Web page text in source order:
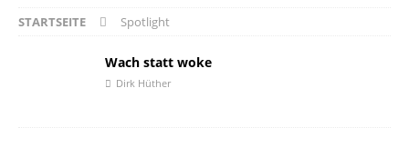
STARTSEITE Spotlight
Wach statt woke
Dirk Hüther